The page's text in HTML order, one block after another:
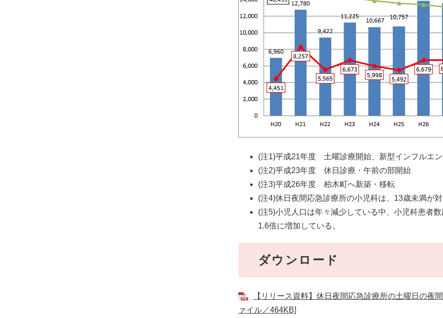
(注1)平成21年度 土曜診療開始、新型インフルエ
(注2)平成23年度 休日診療・午前の部開始
(注3)平成26年度 柏木町へ新築・移転
(注4)休日夜間応急診療所の小児科は、13歳未満が
(注5)小児人口は年々減少している中、小児科患者
1.6倍に増加している。
ダウンロード
【リリース資料】休日夜間応急診療所の土曜日の夜
ァイル／464KB]